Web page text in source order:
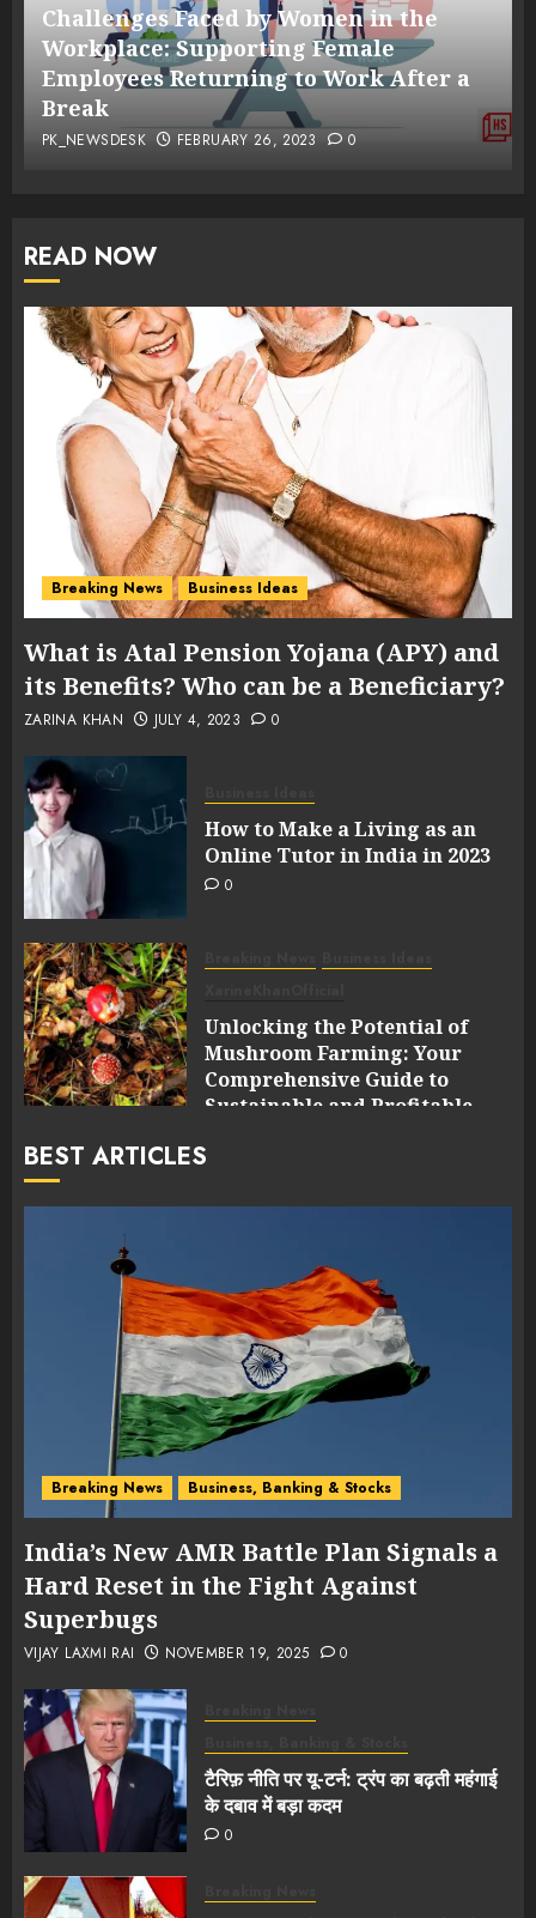
Challenges Faced by Women in the
Workplace: Supporting Female
Employees Returning to Work After a
Break
PK_NEWSDESK FEBRUARY 26, 2023 0
READ NOW
Breaking News Business Ideas
What is Atal Pension Yojana (APY) and
its Benefits? Who can be a Beneficiary?
ZARINA KHAN JULY 4, 2023 0
How to Make a Living as an
Online Tutor in India in 2023
0
Unlocking the Potential of
Mushroom Farming: Your
Comprehensive Guide to
Sustainable and Profitable
BEST ARTICLES
Breaking News Business, Banking & Stocks
India’s New AMR Battle Plan Signals a
Hard Reset in the Fight Against
Superbugs
VIJAY LAXMI RAI NOVEMBER 19, 2025 0
टैरिफ़ नीति पर यू-टर्न: ट्रंप का बढ़ती महंगाई
के दबाव में बड़ा कदम
0